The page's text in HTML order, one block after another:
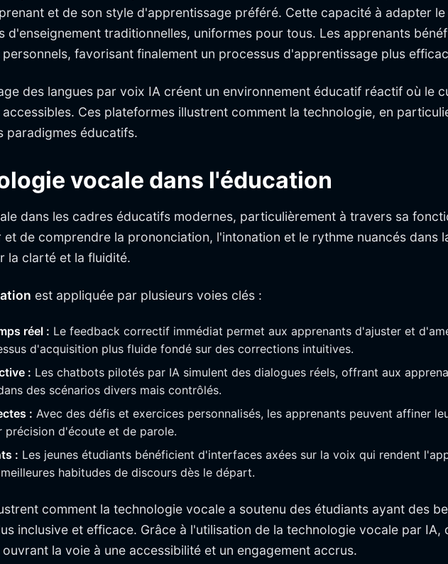
et de son style d'apprentissage préféré. Cette capacité à adapter
traditionnelles, uniformes pour tous. Les apprenants
favorisant finalement un processus d'apprentissage plus
des langues par voix IA créent un environnement éducatif réactif où le
Ces plateformes illustrent comment la technologie, en
paradigmes éducatifs.
vocale dans l'éducation
dans les cadres éducatifs modernes, particulièrement à travers sa
de comprendre la prononciation, l'intonation et le rythme nuancés dans
la clarté et la fluidité.
est appliquée par plusieurs voies clés :
réel : Le feedback correctif immédiat permet aux apprenants d'ajuster et
d'acquisition plus fluide fondé sur des corrections intuitives.
: Les chatbots pilotés par IA simulent des dialogues réels, offrant aux
des scénarios divers mais contrôlés.
: Avec des défis et exercices personnalisés, les apprenants peuvent affiner
d'écoute et de parole.
: Les jeunes étudiants bénéficient d'interfaces axées sur la voix qui rendent
habitudes de discours dès le départ.
comment la technologie vocale a soutenu des étudiants ayant des
inclusive et efficace. Grâce à l'utilisation de la technologie vocale par
la voie à une accessibilité et un engagement accrus.